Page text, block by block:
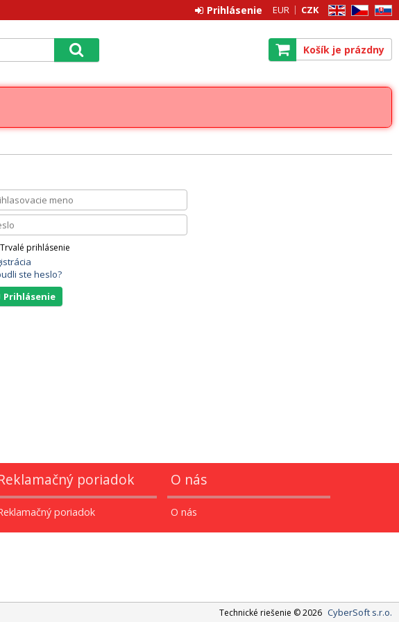
EN CZ SK
EUR CZK
Prihlásenie
Košík je prázdny
Trvalé prihlásenie
ste heslo?
Prihlásenie
poriadok
poriadok
O nás
O nás
Technické riešenie © 2026 CyberSoft s.r.o.